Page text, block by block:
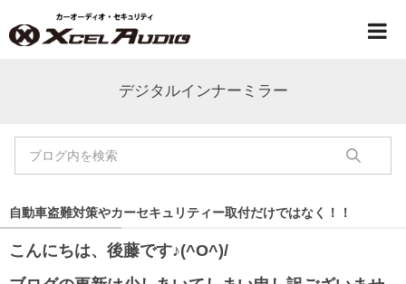
デジタルインナーミラー
自動車盗難対策やカーセキュリティー取付だけではなく！！
こんにちは、後藤です♪(^O^)/